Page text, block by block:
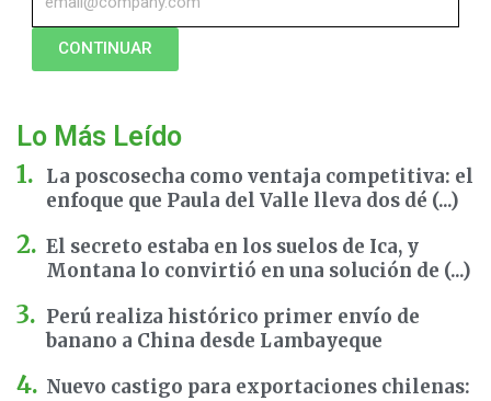
CONTINUAR
Lo Más Leído
La poscosecha como ventaja competitiva: el
enfoque que Paula del Valle lleva dos dé (...)
El secreto estaba en los suelos de Ica, y
Montana lo convirtió en una solución de (...)
Perú realiza histórico primer envío de
banano a China desde Lambayeque
Nuevo castigo para exportaciones chilenas: